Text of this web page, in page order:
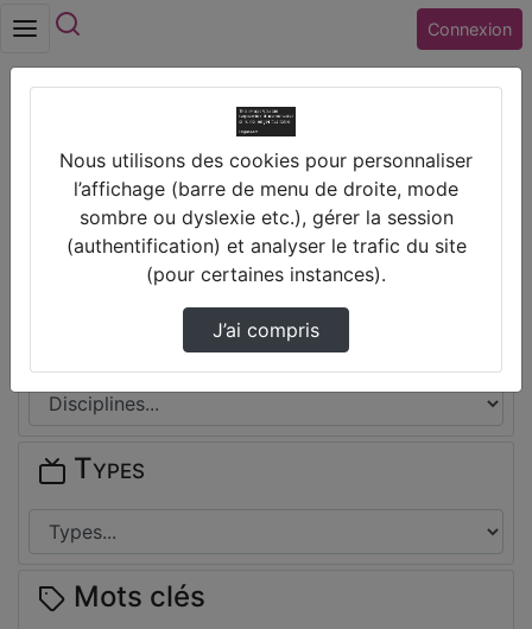
Connexion
Collège DENIS DIDEROT (36) ISSOUDUN
Thèmes de Collège DENIS DIDEROT
(36) ISSOUDUN
Disciplines
Types
Mots clés
Nous utilisons des cookies pour personnaliser
l’affichage (barre de menu de droite, mode
sombre ou dyslexie etc.), gérer la session
(authentification) et analyser le trafic du site
(pour certaines instances).
J’ai compris